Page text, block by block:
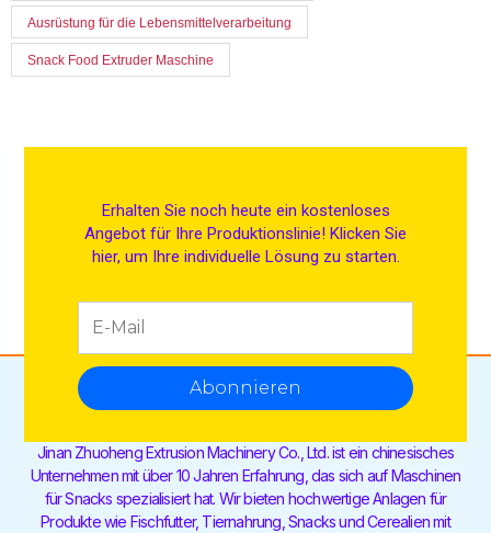
Ausrüstung für die Lebensmittelverarbeitung
Snack Food Extruder Maschine
Erhalten Sie noch heute ein kostenloses
Angebot für Ihre Produktionslinie! Klicken Sie
hier, um Ihre individuelle Lösung zu starten.
Abonnieren
Jinan Zhuoheng Extrusion Machinery Co., Ltd. ist ein chinesisches
Unternehmen mit über 10 Jahren Erfahrung, das sich auf Maschinen
für Snacks spezialisiert hat. Wir bieten hochwertige Anlagen für
Produkte wie Fischfutter, Tiernahrung, Snacks und Cerealien mit